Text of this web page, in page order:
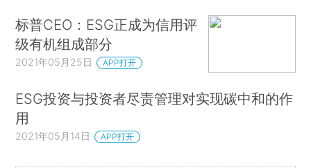
标普CEO：ESG正成为信用评
级有机组成部分
2021年05月25日 APP打开
ESG投资与投资者尽责管理对实现碳中和的作
用
2021年05月14日 APP打开